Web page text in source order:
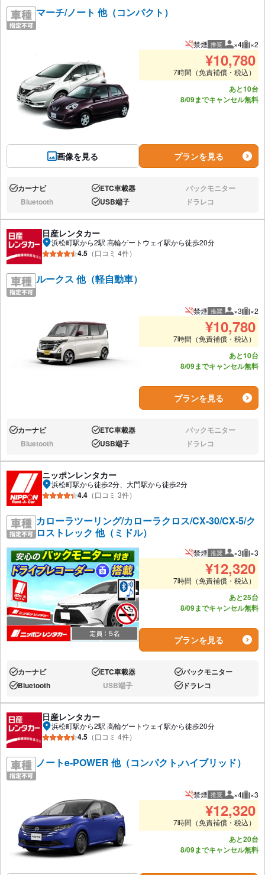
マーチ/ノート 他（コンパクト）
画像を見る
禁煙 推奨 推奨人数
×4 推
×2
¥10,780
7時間（免責補償・税込）
あと10台
8/09までキャンセル無料
プランを見る
あり:カーナビ あり:ETC車載器 なし:バックモニター
なし:Bluetooth あり:USB端子 なし:ドラレコ
日産レンタカー
浜松町駅から2駅 高輪ゲートウェイ駅から徒歩20分
4.5 （口コミ 4件）
ルークス 他（軽自動車）
禁煙 推奨 推奨人数
×3 推
×2
¥10,780
7時間（免責補償・税込）
あと10台
8/09までキャンセル無料
プランを見る
あり:カーナビ あり:ETC車載器 なし:バックモニター
なし:Bluetooth あり:USB端子 なし:ドラレコ
ニッポンレンタカー
浜松町駅から徒歩2分、大門駅から徒歩2分
4.4 （口コミ 3件）
カローラツーリング/カローラクロス/CX-30/CX-5/ク
ロストレック 他（ミドル）
禁煙 推奨 推奨人数
×3 推
×3
¥12,320
7時間（免責補償・税込）
あと25台
8/09までキャンセル無料
プランを見る
あり:カーナビ あり:ETC車載器 あり:バックモニター
あり:Bluetooth なし:USB端子 あり:ドラレコ
日産レンタカー
浜松町駅から2駅 高輪ゲートウェイ駅から徒歩20分
4.5 （口コミ 4件）
ノートe-POWER 他（コンパクト,ハイブリッド）
禁煙 推奨 推奨人数
×4 推
×3
¥12,320
7時間（免責補償・税込）
あと20台
8/09までキャンセル無料